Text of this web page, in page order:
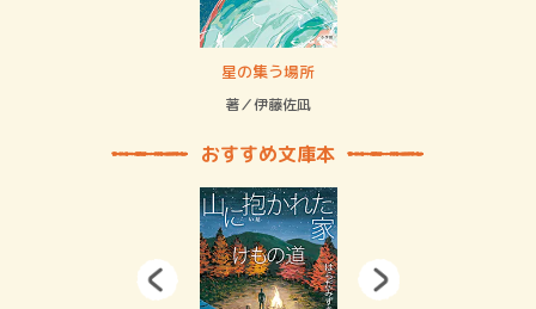
星の集う場所
著／伊藤佐凪
おすすめ文庫本